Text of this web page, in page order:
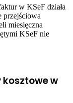
w KSeF działa
przejściowa
miesięczna
KSeF nie
w